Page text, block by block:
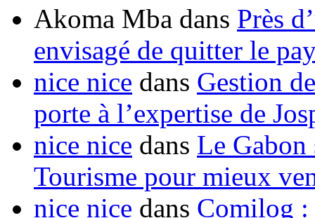
Akoma Mba dans Près
envisagé de quitter le
nice nice dans Gestion
porte à l’expertise de
nice nice dans Le Gabon
Tourisme pour mieux
nice nice dans Comilog :